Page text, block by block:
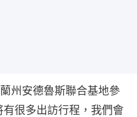
州安德魯斯聯合基地參
很多出訪行程，我們會